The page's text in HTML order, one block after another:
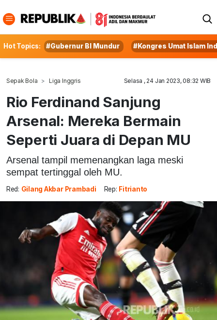
Hot Topics: #Gubernur BI Mundur #Kongres Umat Islam
Sepak Bola Liga Inggris Selasa , 24 Jan 2023, 08:32 WIB
Rio Ferdinand Sanjung
Arsenal: Mereka Bermain
Seperti Juara di Depan MU
Arsenal tampil memenangkan laga meski
sempat tertinggal oleh MU.
Red: Gilang Akbar Prambadi Rep: Fitrianto